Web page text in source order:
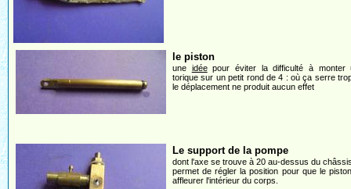
le piston
une idéepour éviter la difficulté à monter
torique sur un petit rond de 4 : où ça serre
le déplacement ne produit aucun effet
Le support de la pompe
dont l'axe se trouve à 20 au-dessus du
permet de régler la position pour que le
affleurer l'intérieur du corps.